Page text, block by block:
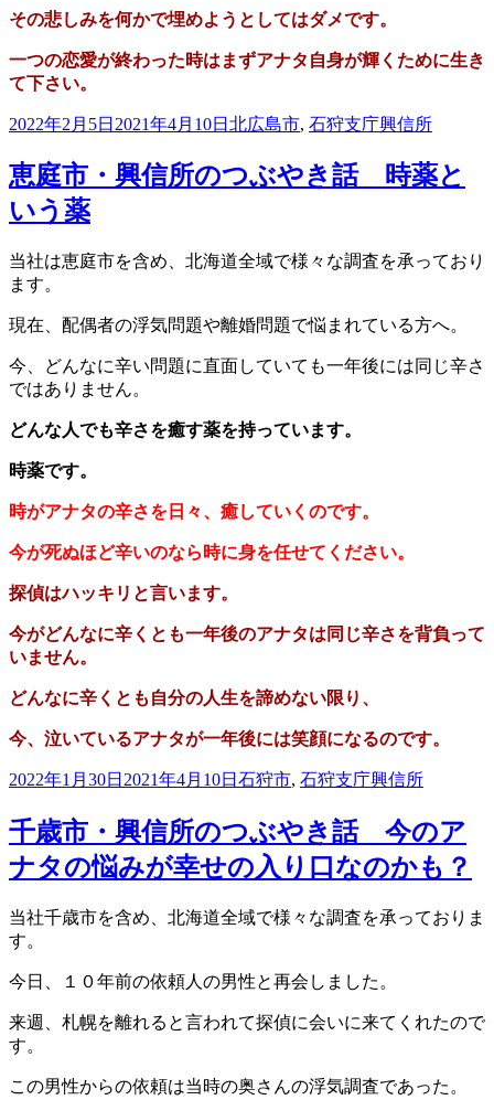
その悲しみを何かで埋めようとしてはダメです。
一つの恋愛が終わった時は まずアナタ自身が輝くために生き
て下さい。
投
日:
2022年2月5日 2021年4月10日 カ
ゴ
リ
北広島市, 石狩支庁タ
興信所
恵庭市・興信所のつぶやき話 時薬と
いう薬
当社は恵庭市を含め、北海道全域で様々な調査を承っており
ます。
現在、配偶者の浮気問題や離婚問題で悩まれている方へ。
今、どんなに辛い問題に直面していても一年後には同じ辛さ
ではありません。
どんな人でも辛さを癒す薬を持っています。
時薬です。
時がアナタの辛さを日々、癒していくのです。
今が死ぬほど辛いのなら時に身を任せてください。
探偵はハッキリと言います。
今がどんなに辛くとも一年後のアナタは 同じ辛さを背負って
いません。
どんなに辛くとも自分の人生を諦めない限り、
今、泣いているアナタが一年後には笑顔になるのです。
投
日:
2022年1月30日 2021年4月10日 カ
ゴ
リ
ー
石狩市, 石狩支庁タ
興信所
千歳市・興信所のつぶやき話 今のア
ナタの悩みが幸せの入り口なのかも？
当社千歳市を含め、北海道全域で様々な調査を承っておりま
す。
今日、１０年前の依頼人の男性と再会しました。
来週、札幌を離れると言われて探偵に会いに来てくれたので
す。
この男性からの依頼は当時の奥さんの浮気調査であった。